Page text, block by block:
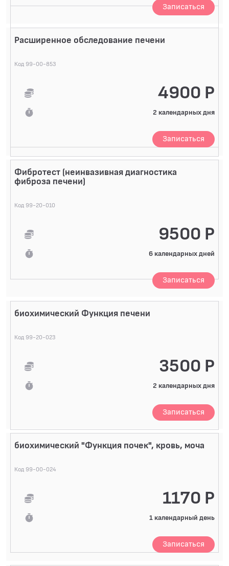
Записаться
Расширенное обследование печени
Код 99-00-853
4900 Р
2 календарных дня
Записаться
Фибротест (неинвазивная диагностика
фиброза печени)
Код 99-20-010
9500 Р
6 календарных дней
Записаться
биохимический Функция печени
Код 99-20-023
3500 Р
2 календарных дня
Записаться
биохимический "Функция почек", кровь, моча
Код 99-00-024
1170 Р
1 календарный день
Записаться